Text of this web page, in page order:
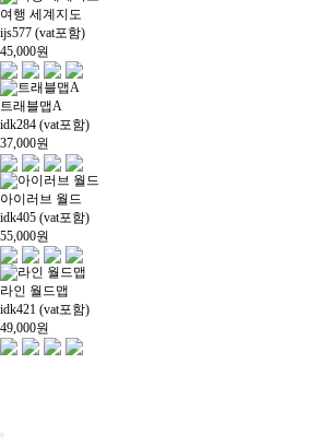
여행 세계지도
ijs577 (vat포함)
45,000원
트래블맵A
idk284 (vat포함)
37,000원
아이러브 월드
idk405 (vat포함)
55,000원
라인 월드맵
idk421 (vat포함)
49,000원